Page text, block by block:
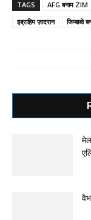
TAGS AFG बनाम ZIM
इब्राहिम ज़ादरान
जिम्बाब्वे